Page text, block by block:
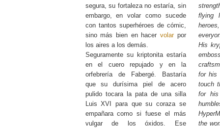
segura, su fortaleza no estaría, sin
embargo, en volar como sucede
con tantos superhéroes de cómic,
sino más bien en hacer volarpor
los aires a los demás.
Seguramente su kriptonita estaría
en el cuero repujado y en la
orfebrería de Fabergé. Bastaría
que su durísima piel de acero
pulido tocara la pata de una silla
Luis XVI para que su coraza se
empañara como si fuese el más
vulgar de los óxidos. Ese
flying
His
for his
touch
for
the